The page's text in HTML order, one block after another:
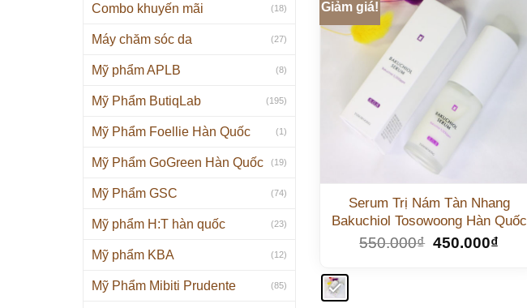
Combo khuyến mãi (18)
Máy chăm sóc da (27)
Mỹ phẩm APLB (8)
Mỹ Phẩm ButiqLab (195)
Mỹ Phẩm Foellie Hàn Quốc (1)
Mỹ Phẩm GoGreen Hàn Quốc (19)
Mỹ Phẩm GSC (74)
Mỹ phẩm H:T hàn quốc (23)
Mỹ phẩm KBA (12)
Mỹ Phẩm Mibiti Prudente (85)
Giảm giá!
Serum Trị Nám Tàn Nhang
Bakuchiol Tosowoong Hàn Quốc
550.000₫ 450.000₫